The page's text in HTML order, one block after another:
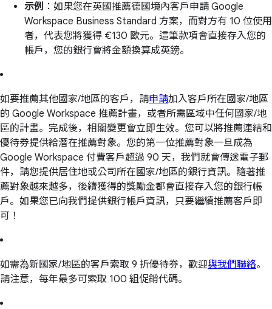
示例 ：如果您在英國推薦德國境內客戶申請 Google
Workspace Business Standard 方案，而對方有 10 位使用
者，代表您將獲得 €130 歐元。這筆款項會直接存入您的
帳戶，您的銀行會將金額換算成英鎊。
如要推薦其他國家/地區的客戶，請申請加入客戶所在國家/地區
的 Google Workspace 推薦計畫，或者所需區域中任何國家/地
區的計畫。完成後，相關變更會立即生效。您可以將推薦連結和
優待券提供給潛在推薦對象。您的第一位推薦對象一旦成為
Google Workspace 付費客戶超過 90 天，我們就會傳送電子郵
件，請您提供居住地或公司所在國家/地區的銀行資訊。隨著推
薦對象越來越多，後續獲得的獎勵金都會直接存入您的銀行帳
戶。如果您已向我們提供銀行帳戶資訊，只要繼續推薦客戶即
可！
如需為新國家/地區的客戶索取 9 折優待券，歡迎與我們聯絡。
請注意，每年最多可索取 100 組促銷代碼。